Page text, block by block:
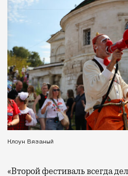
Клоун Вязаный
«Второй фестиваль всегда